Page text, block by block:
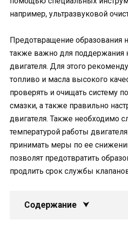
например, ультразвуковой
Предотвращение образования
также важно для поддержания
двигателя. Для этого
топливо и масла высокого
проверять и очищать систему
смазки, а также правильно
двигателя. Также необходимо
температурой работы
принимать меры по ее
позволят предотвратить
продлить срок службы
Содержание